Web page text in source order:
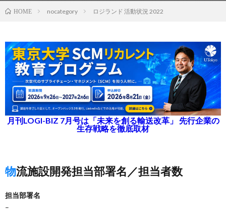
HOME nocategory ロジランド 活動状況 2022
月刊LOGI-BIZ 7月号は「未来を創る輸送改革」 先行企業の
生存戦略を徹底取材
物流施設開発担当部署名／担当者数
担当部署名
–